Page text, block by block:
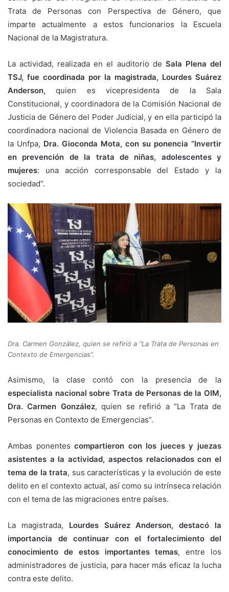
Trata de Personas con Perspectiva de Género, que
imparte actualmente a estos funcionarios la Escuela
Nacional de la Magistratura.
La actividad, realizada en el auditorio de Sala Plena del
TSJ, fue coordinada por la magistrada, Lourdes Suárez
Anderson, quien es vicepresidenta de la Sala
Constitucional, y coordinadora de la Comisión Nacional de
Justicia de Género del Poder Judicial, y en ella participó la
coordinadora nacional de Violencia Basada en Género de
la Unfpa, Dra. Gioconda Mota, con su ponencia “Invertir
en prevención de la trata de niñas, adolescentes y
mujeres: una acción corresponsable del Estado y la
sociedad”.
Dra. Carmen González, quien se refirió a “La Trata de Personas en
Contexto de Emergencias”.
Asimismo, la clase contó con la presencia de la
especialista nacional sobre Trata de Personas de la OIM,
Dra. Carmen González, quien se refirió a “La Trata de
Personas en Contexto de Emergencias”.
Ambas ponentescompartieron con los jueces y juezas
asistentes a la actividad, aspectos relacionados con el
tema de la trata, sus características y la evolución de este
delito en el contexto actual, así como su intrínseca relación
con el tema de las migraciones entre países.
La magistrada, Lourdes Suárez Anderson, destacó la
importancia de continuar con el fortalecimiento del
conocimiento de estos importantes temas, entre los
administradores de justicia, para hacer más eficaz la lucha
contra este delito.